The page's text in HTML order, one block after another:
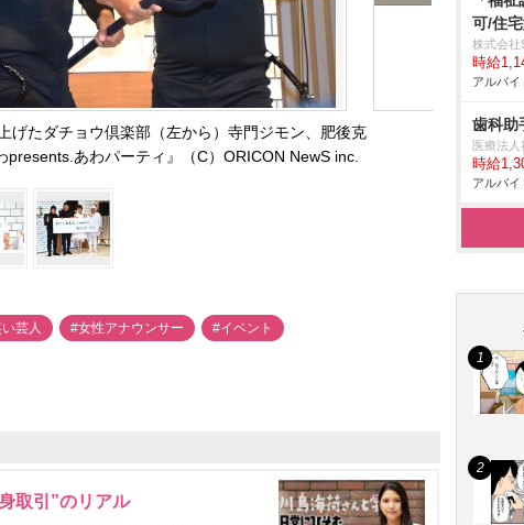
げたダチョウ倶楽部（左から）寺門ジモン、肥後克
あわパーティ』（C）ORICON NewS inc.
芸人 #女性アナウンサー #イベント
取引”のリアル
可/住
株式会社
時給
アルバ
歯科助
医療法
時給
アルバ